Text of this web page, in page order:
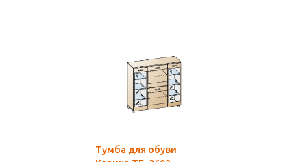
Тумба для обуви